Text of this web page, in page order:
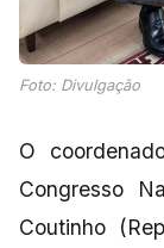
Foto: Divulgação
O
Congresso
Coutinho